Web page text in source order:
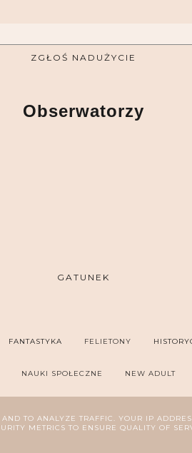
ZGŁOŚ NADUŻYCIE
Obserwatorzy
GATUNEK
FANTASTYKA FELIETONY
NAUKI SPOŁECZNE NEW ADULT
TO ANALYZE TRAFFIC. YOUR IP
METRICS TO ENSURE QUALITY OF